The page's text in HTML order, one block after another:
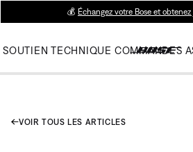
💰 Échangez votre Bose et obtenez
SOUTIEN TECHNIQUE COMMANDES
VOIR TOUS LES ARTICLES